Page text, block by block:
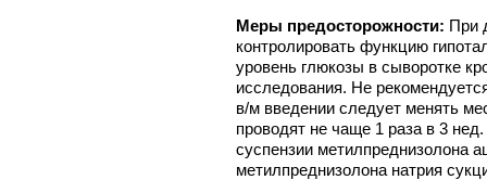
Меры предосторожности: При
контролировать функцию
уровень глюкозы в сыворотке
исследования. Не
в/м введении следует менять
проводят не чаще 1 раза в 3
суспензии метилпреднизолона
метилпреднизолона натрия